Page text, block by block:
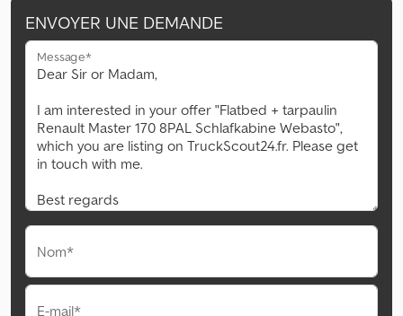
ENVOYER UNE DEMANDE
Message*
Nom*
E-mail*